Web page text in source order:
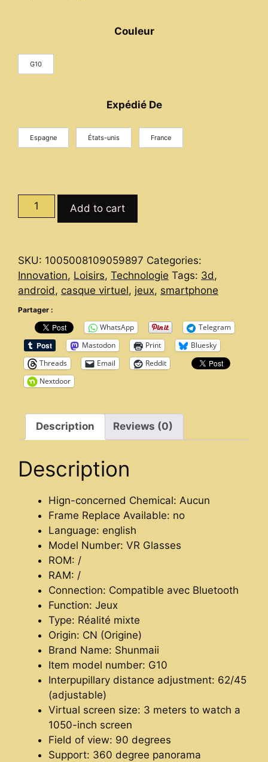
through
Couleur
G10
Expédié De
Espagne États-unis France
Plongée
dans
:
Le
Casque
VR
G10
que
tout
le
quantity
Add to cart
SKU: 1005008109059897 Categories:
Innovation, Loisirs, Technologie Tags: 3d,
android, casque virtuel, jeux, smartphone
Partager :
WhatsApp
Telegram
Mastodon
Print
Bluesky
Threads
Email
Reddit
Nextdoor
Description Reviews (0)
Description
Hign-concerned Chemical: Aucun
Frame Replace Available: no
Language: english
Model Number: VR Glasses
ROM: /
RAM: /
Connection: Compatible avec Bluetooth
Function: Jeux
Type: Réalité mixte
Origin: CN (Origine)
Brand Name: Shunmaii
Item model number: G10
Interpupillary distance adjustment: 62/45
(adjustable)
Virtual screen size: 3 meters to watch a
1050-inch screen
Field of view: 90 degrees
Support: 360 degree panorama